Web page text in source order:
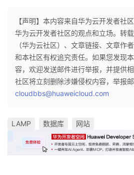
【声明】本内容来自华为云开发者社
华为云开发者社区的观点和立场。转
（华为云社区）、文章链接、文章作
和本社区有权追究责任。如果您发现
容，欢迎发送邮件进行举报，并提供
社区将立刻删除涉嫌侵权内容，举报邮
cloudbbs@huaweicloud.com
LAMP 数据库 网站